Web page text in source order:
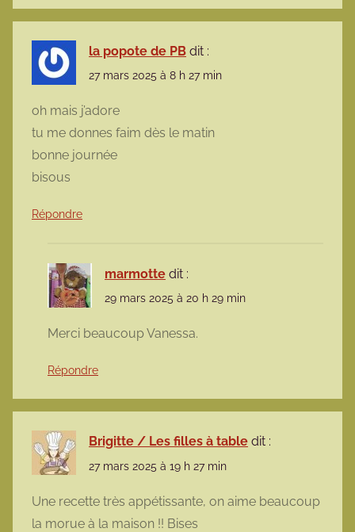
la popote de PB dit :
27 mars 2025 à 8 h 27 min
oh mais j’adore
tu me donnes faim dès le matin
bonne journée
bisous
Répondre
marmotte dit :
29 mars 2025 à 20 h 29 min
Merci beaucoup Vanessa.
Répondre
Brigitte / Les filles à table dit :
27 mars 2025 à 19 h 27 min
Une recette très appétissante, on aime beaucoup
la morue à la maison !! Bises